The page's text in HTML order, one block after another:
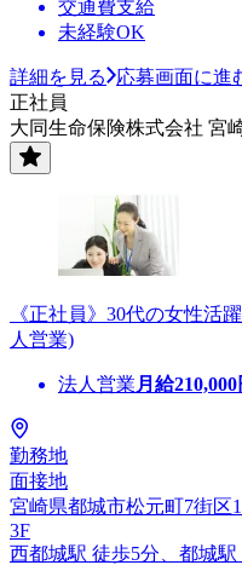
交通費支給
未経験OK
詳細を見る
応募画面に進
正社員
大同生命保険株式会社 宮
《正社員》30代の女性活
人営業)
法人営業 月給210,000
勤務地
面接地
宮崎県都城市松元町7街区
3F
西都城駅 徒歩5分、都城駅